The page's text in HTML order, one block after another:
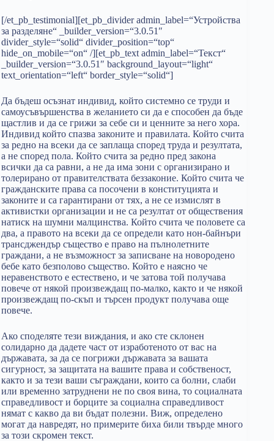
[/et_pb_testimonial][et_pb_divider admin_label=“Устройства
за разделяне“ _builder_version=“3.0.51″
divider_style=“solid“ divider_position=“top“
hide_on_mobile=“on“ /][et_pb_text admin_label=“Текст“
_builder_version=“3.0.51″ background_layout=“light“
text_orientation=“left“ border_style=“solid“]
Да бъдеш осъзнат индивид, който системно се труди и
самоусъвършенства в желанието си да е способен да бъде
щастлив и да се грижи за себе си и ценните за него хора.
Индивид който спазва законите и правилата. Който счита
за редно на всеки да се заплаща според труда и резултата,
а не според пола. Който счита за редно пред закона
всички да са равни, а не да има зони с организирано и
толерирано от правителствата беззаконие. Който счита че
гражданските права са посочени в конституцията и
законите и са гарантирани от тях, а не се измислят в
активистки организации и не са резултат от обществения
натиск на шумни малцинства. Който счита че половете са
два, а правото на всеки да се определи като нон-байнъри
трансджендър същество е право на пълнолетните
граждани, а не възможност за записване на новородено
бебе като безполово същество. Който е наясно че
неравенството е естествено, и че затова той получава
повече от някой произвеждащ по-малко, както и че някой
произвеждащ по-скъп и търсен продукт получава още
повече.
Ако споделяте тези виждания, и ако сте склонен
солидарно да дадете част от изработеното от вас на
държавата, за да се погрижи държавата за вашата
сигурност, за защитата на вашите права и собственост,
както и за тези ваши съграждани, които са болни, слаби
или временно затруднени не по своя вина, то социалната
справедливост и борците за социална справедливост
нямат с какво да ви бъдат полезни. Виж, определено
могат да навредят, но примерите биха били твърде много
за този скромен текст.